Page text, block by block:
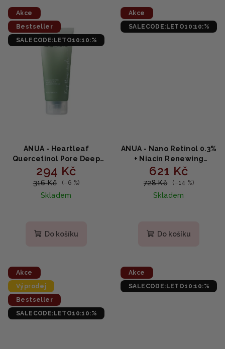
hvězdiček.
Akce
Bestseller
SALECODE:LETO10:10:%
ANUA - Heartleaf
Quercetinol Pore Deep
Cleansing Foam -
Hloubkově čisticí pěna na
obličej se srdcem 150ml
294 Kč
316 Kč (–6 %)
Skladem
produktu
Do košíku
Akce
SALECODE:LETO10:10:%
ANUA - Nano Retinol 0.3%
+ Niacin Renewing
Serum - Rozjasňující
sérum s retinolem a
niacinamidem 30ml
621 Kč
728 Kč (–14 %)
Skladem
Do košíku
Akce
Výprodej
Bestseller
SALECODE:LETO10:10:%
Akce
SALECODE:LETO10:10:%